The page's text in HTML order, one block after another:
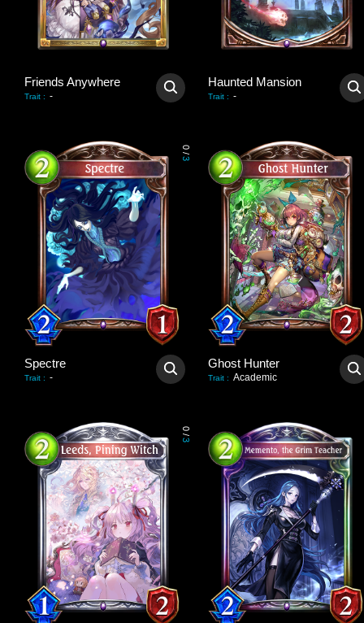
Friends Anywhere
Trait : -
Haunted Mansion
Trait : -
0
/
3
Spectre
Trait : -
Ghost Hunter
Trait : Academic
0
/
3